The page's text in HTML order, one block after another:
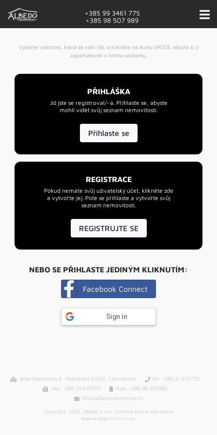
+385 99 3461 775
+385 98 507 989
Vyberte vlastnost, která se vám líbí, a klikněte na ikonu SRDCE, abyste si ji
zapamatovali v tomto seznamu.
PŘIHLÁŠKA
Již jste se registroval/-a. Přihlaste se, abyste
mohli vidět svůj seznam nemovitostí.
Přihlaste se
REGISTRACE
Pokud nemáte svůj uživatelský účet, klikněte zde
a vytvořte jej. Poté se přihlaste a vytvořte svůj
seznam nemovitostí.
REGISTRUJTE SE
NEBO SE PŘIHLASTE JEDINÝM KLIKNUTÍM:
Facebook Connect
Sign in
Ante Starčevića 8 Makarska 21300, Chorvatsko
tel: +385 21 679772
Fax: +385 21 679773
mob: +385 98 507989
info@albedonekretnine.hr
Copyright 2026. Albedo d.o.o. Všechna práva vyhrazena
Webový dizájn by iDEA studio.